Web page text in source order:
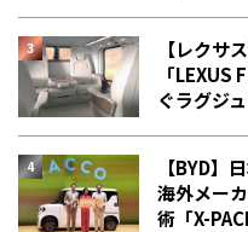
【レクサ
「
ぐラグジ
【BYD】
海外メー
術「X-